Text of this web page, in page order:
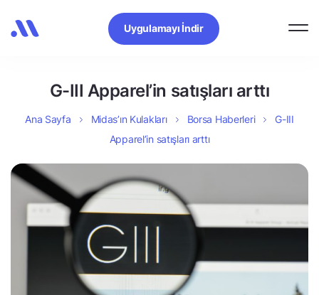
Uygulamayı İndir
G-III Apparel’in satışları arttı
Ana Sayfa Midas’ın Kulakları Borsa Haberleri
G-III
Apparel’in satışları arttı